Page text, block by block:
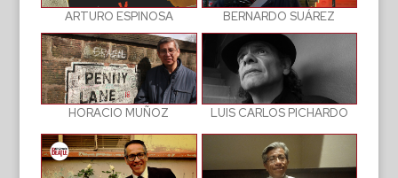
ARTURO ESPINOSA BERNARDO SUÁREZ
HORACIO MUÑOZ LUIS CARLOS PICHARDO